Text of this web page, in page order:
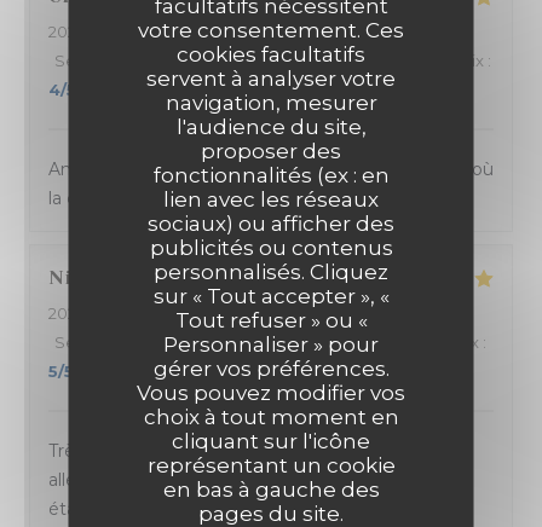
facultatifs nécessitent
votre consentement. Ces
cookies facultatifs
servent à analyser votre
navigation, mesurer
l'audience du site,
proposer des
fonctionnalités (ex : en
lien avec les réseaux
sociaux) ou afficher des
publicités ou contenus
personnalisés. Cliquez
sur « Tout accepter », «
Tout refuser » ou «
Personnaliser » pour
gérer vos préférences.
Vous pouvez modifier vos
choix à tout moment en
cliquant sur l'icône
représentant un cookie
en bas à gauche des
pages du site.
2024-03-13
- 21:00 - Couverts 2
Service
Ambiance:4/5 Cuisine: 5/5 Qualité / Prix :
4/5
Ambiance et service sympathique dans ce bistrot où
la cuisine sicilienne est goûteuse et joyeuse.
Nicolas
2024-03-14
- 20:45 - Couverts 4
Service
Ambiance:5/5 Cuisine:5/5 Qualité / Prix :
5/5
Très bonne soirée passée à La Massara ! Carte
alléchante, service sympa et rapide. Les pizzas
étaient délicieuses. Excellent rapport qualité/prix.